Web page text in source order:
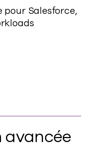
Salesforce,